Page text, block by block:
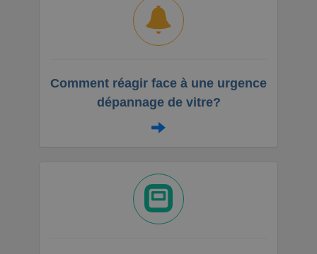
Comment réagir face à une urgence
dépannage de vitre?